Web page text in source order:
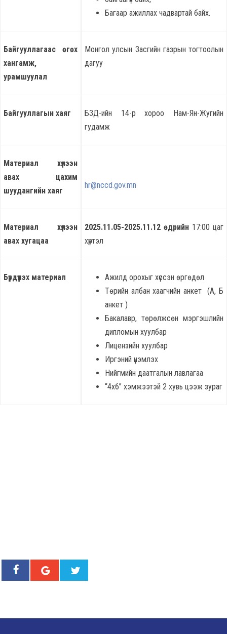
Багаар ажиллах чадвартай байх.
Байгууллагаас өгөх
хангамж,
урамшуулал
Монгол улсын Засгийн газрын тогтоолын
дагуу
Байгууллагын хаяг
БЗД-ийн 14-р хороо Нам-Ян-Жугийн
гудамж
Материал хүлээн
авах цахим
шуудангийн хаяг
hr@nccd.gov.mn
Материал хүлээн
авах хугацаа
2025.11.05-2025.11.12 өдрийн 17:00 цаг
хүртэл
Бүрдүүлэх материал
Ажилд орохыг хүссэн өргөдөл
Төрийн албан хаагчийн анкет (А, Б
анкет )
Бакалавр, төрөлжсөн мэргэшлийн
дипломын хуулбар
Лицензийн хуулбар
Иргэний үнэмлэх
Нийгмийн даатгалын лавлагаа
“4х6” хэмжээтэй 2 хувь цээж зураг